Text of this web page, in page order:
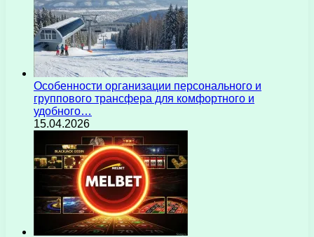
Особенности организации персонального и
группового трансфера для комфортного и
удобного…
15.04.2026